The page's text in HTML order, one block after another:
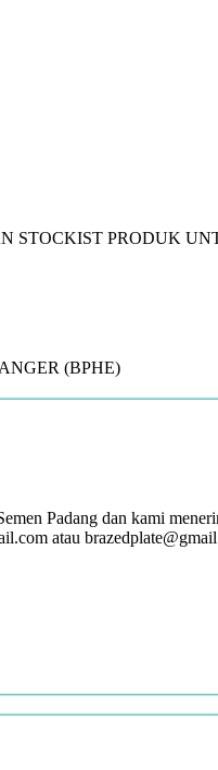
STOCKIST PRODUK
(BPHE)
Padang dan kami
atau